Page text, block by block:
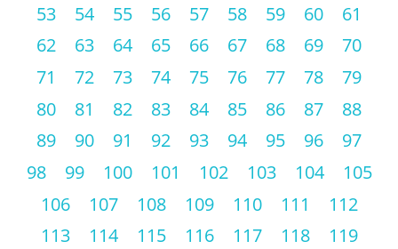
53
54 55 56 57 58 59 60
61
62
63 64 65 66 67 68 69
70
71
72 73 74 75 76 77 78
79
80
81 82 83 84 85 86 87
88
89
90 91 92 93 94 95 96
97
98
99 100 101 102 103 104
105
106
107 108 109 110 111
112
113
114 115 116 117 118
119